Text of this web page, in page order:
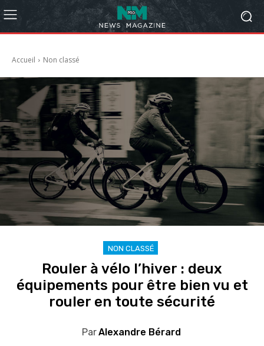
Accueil Non classé
NON CLASSÉ
Rouler à vélo l’hiver : deux
équipements pour être bien vu et
rouler en toute sécurité
ParAlexandre Bérard